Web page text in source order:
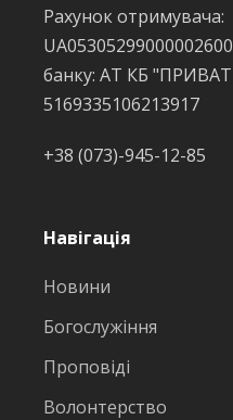
Рахунок отримувача:
банку: АТ КБ
5169335106213917
+38 (073)-945-12-85
Навігація
Новини
Богослужіння
Проповіді
Волонтерство